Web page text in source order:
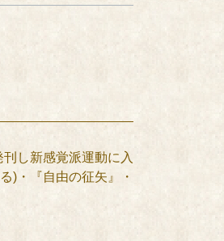
し新感覚派運動に入
)・『自由の征矢』・